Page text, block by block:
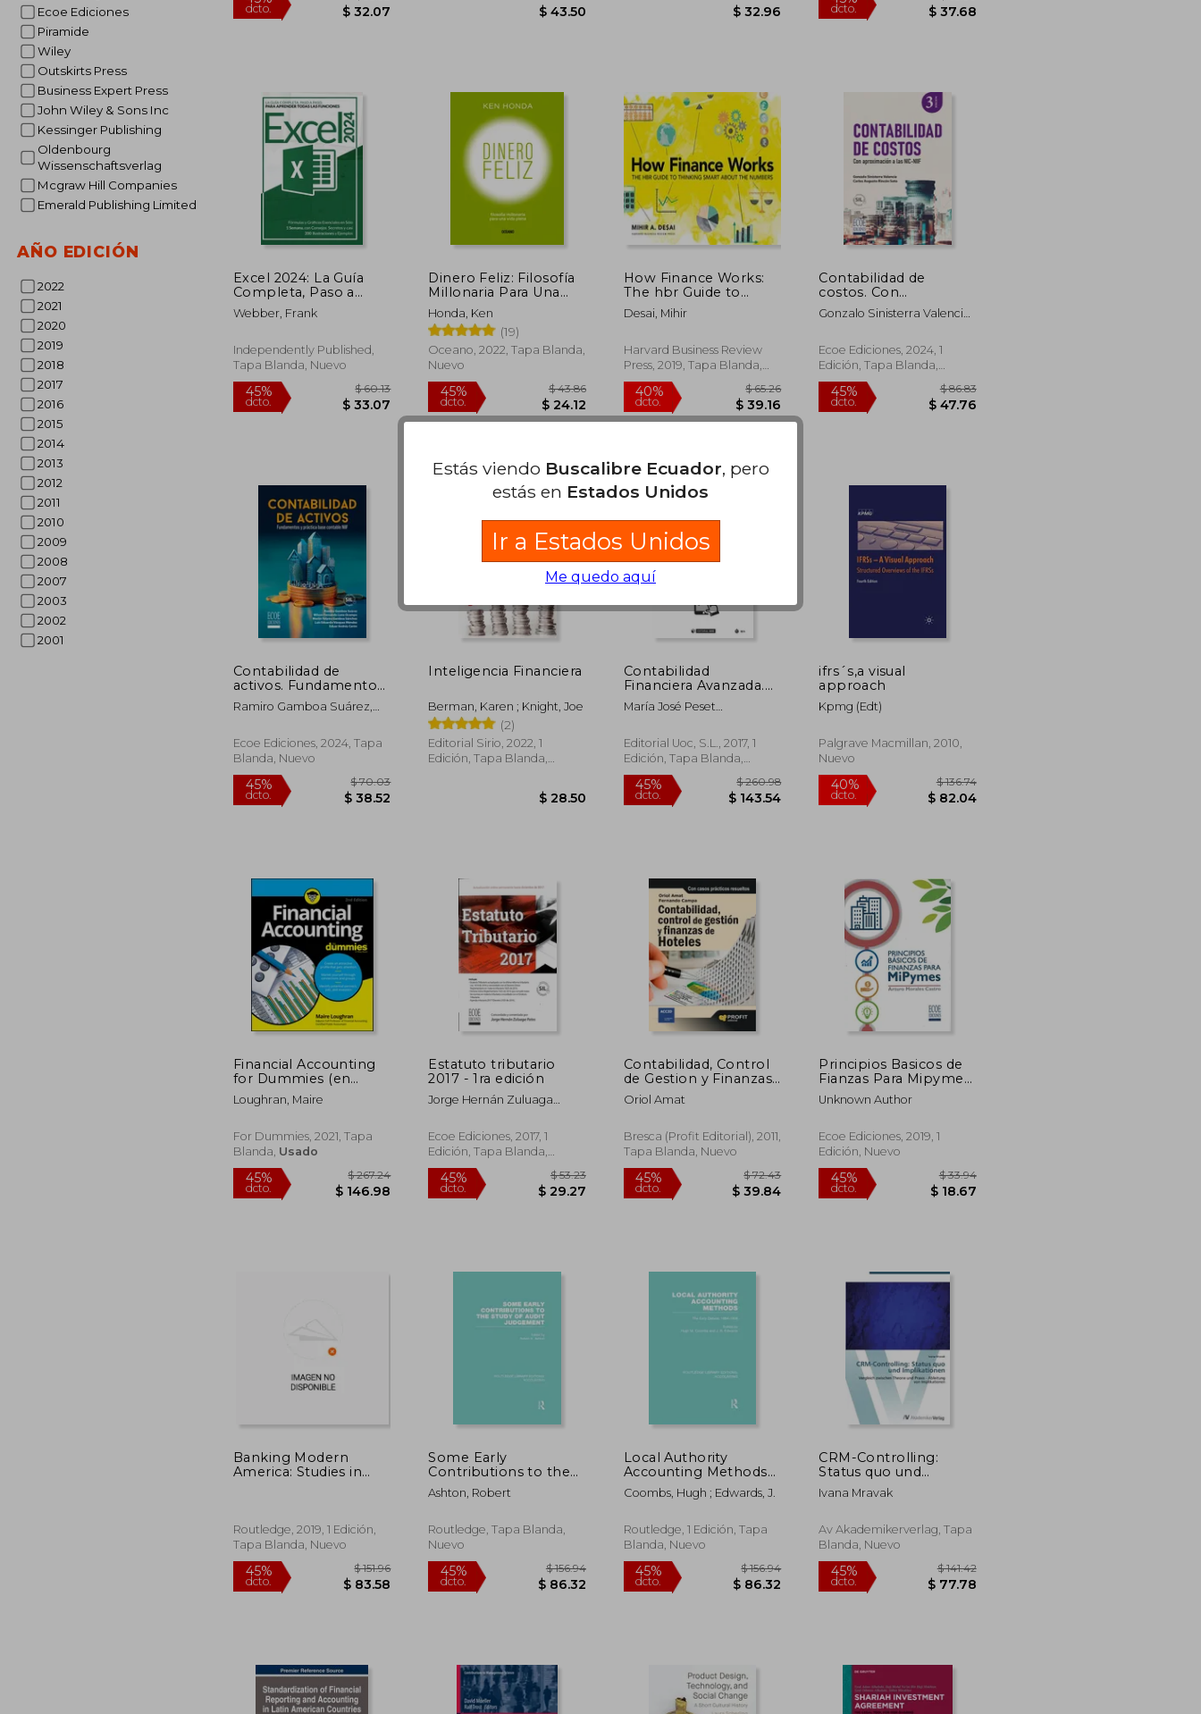
Ecoe Ediciones
Piramide
Wiley
Outskirts Press
Business Expert Press
John Wiley & Sons Inc
Kessinger Publishing
Oldenbourg
Wissenschaftsverlag
Mcgraw Hill Companies
Emerald Publishing Limited
AÑO EDICIÓN
2022
2021
2020
2019
2018
2017
2016
2015
2014
2013
2012
2011
2010
2009
2008
2007
2003
2002
2001
45%
dcto. $ 43.50 $ 32.96
Excel 2024: La Guía
Completa, Paso a
Paso, para Aprender
todas las Funciones,
Esenciales en Sólo 1
Semana, con
Webber, Frank
Independently Published,
Tapa Blanda, Nuevo
45%
dcto. $ 33.07
Dinero Feliz: Filosofía
Millonaria Para Una
Vida Plena
Honda, Ken
(19)
Oceano, 2022, Tapa Blanda,
Nuevo
dcto. $ 24.12
How Finance Works:
The hbr Guide to
Thinking Smart About
the Numbers (en
Desai, Mihir
Harvard Business Review
Press, 2019, Tapa Blanda,
Nuevo
dcto.
Contabilidad de
costos. Con
aproximación a las
NIC/NIFF
Gonzalo Sinisterra Valencia,
Ecoe Ediciones, 2024, 1
Edición, Tapa Blanda,
Nuevo
Contabilidad de
activos. Fundamentos
y práctica base
contable NIIF
Ramiro Gamboa Suárez,
Ocampo, Merlín Yolims
Gamboa Sánchez, Luis
Eduardo Vásquez Méndez,
Eduard Andrés Cerón
Ecoe Ediciones, 2024, Tapa
Blanda, Nuevo
45%
Inteligencia Financiera
Berman, Karen ; Knight, Joe
(2)
Editorial Sirio, 2022, 1
Edición, Tapa Blanda,
Contabilidad
Financiera Avanzada.
Un Enfoque Práctico
(Manuales)
María José Peset
Marín,Ramon Saladrigues
Solé
Editorial Uoc, S.L., 2017, 1
Edición, Tapa Blanda,
Usado
45% $ 260.98
ifrs´s,a visual
approach
Kpmg (edt)
Palgrave Macmillan, 2010,
Nuevo
40%
Financial Accounting
for Dummies (en
Inglés)
Loughran, Maire
For Dummies, 2021, Tapa
Blanda, Usado
45% $ 267.24
$ 146.98
Estatuto tributario
2017 - 1ra edición
Jorge Hernán Zuluaga
Ecoe Ediciones, 2017, 1
Edición, Tapa Blanda,
Nuevo
45%
dcto.
$ 53.23
$ 29.27
Contabilidad, Control
de Gestion y Finanzas
de Hoteles: Con Casos
Practicos Resueltos
Oriol Amat
Bresca (Profit Editorial), 2011,
Tapa Blanda, Nuevo
45%
dcto.
$ 72.43
$ 39.84
Principios Basicos de
Fianzas Para Mipymes
[Paperback] Morales
Arturo
Unknown Author
Ecoe Ediciones, 2019, 1
Edición, Nuevo
45%
Banking Modern
America: Studies in
Routledge, 2019, 1 Edición,
Tapa Blanda, Nuevo
Some Early
Contributions to the
Study of Audit
Judgment (Rle
Inglés)
Ashton, Robert
Routledge, Tapa Blanda,
Nuevo
Local Authority
Accounting Methods
Volume 1 (Rle
Accounting): The Early
Inglés)
Coombs, Hugh ; Edwards, J.
Routledge, 1 Edición, Tapa
Blanda, Nuevo
CRM-Controlling:
Status quo und
Implikationen:
Vergleich zwischen
Ableitung von
Implikationen
Ivana Mravak
Av Akademikerverlag, Tapa
Blanda, Nuevo
Estás viendo Buscalibre Ecuador, pero
estás en Estados Unidos
Ir a Estados Unidos
Me quedo aquí